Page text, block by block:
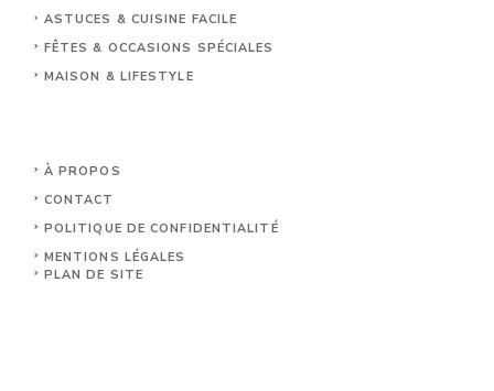
ASTUCES & CUISINE FACILE
FÊTES & OCCASIONS SPÉCIALES
MAISON & LIFESTYLE
À PROPOS
CONTACT
POLITIQUE DE CONFIDENTIALITÉ
MENTIONS LÉGALES
PLAN DE SITE